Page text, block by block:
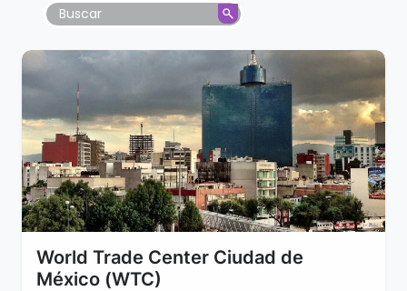
World Trade Center Ciudad de
México (WTC)